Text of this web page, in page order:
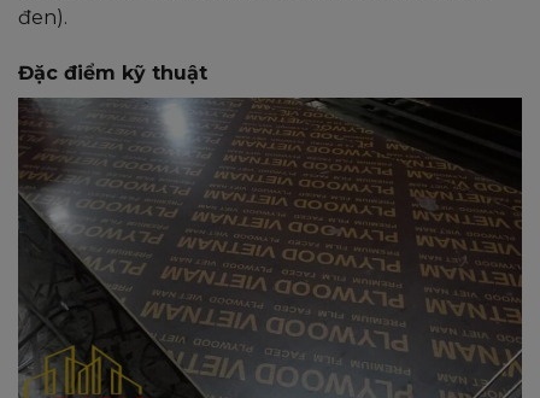
đen).
Đặc điểm kỹ thuật